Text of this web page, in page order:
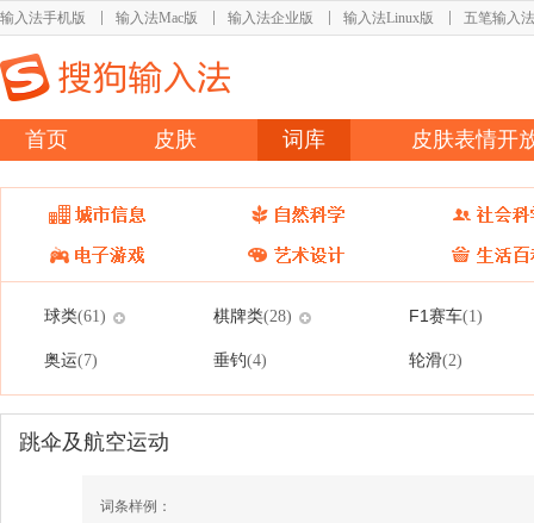
输入法手机版 输入法Mac版 输入法企业版 输入法Linux版 五笔输入法
首页 皮肤 词库 皮肤表情开
球类(61) 棋牌类(28) F1赛车(1)
奥运(7) 垂钓(4) 轮滑(2)
跳伞及航空运动
词条样例：